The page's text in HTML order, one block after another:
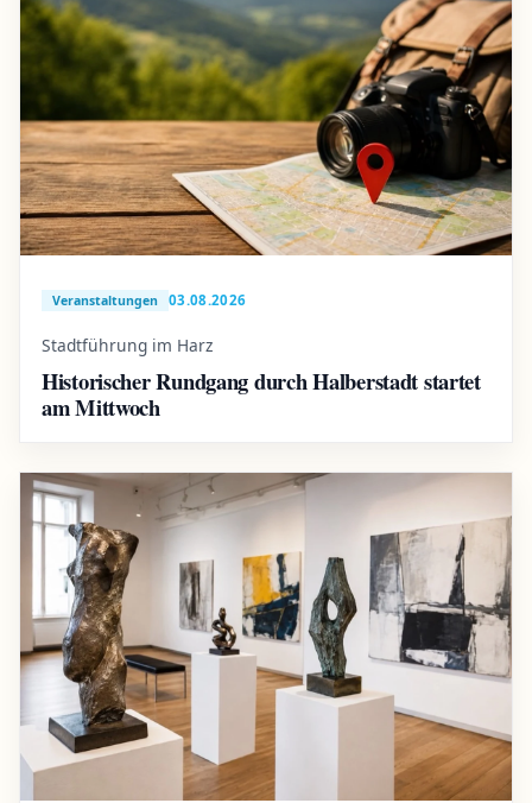
Veranstaltungen 03.08.2026
Stadtführung im Harz
Historischer Rundgang durch Halberstadt startet
am Mittwoch